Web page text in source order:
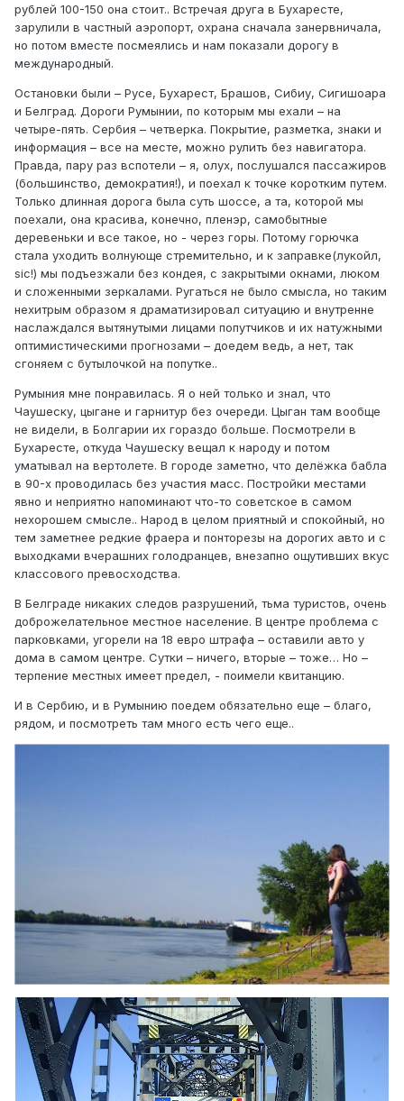
рублей 100-150 она стоит.. Встречая друга в Бухаресте,
зарулили в частный аэропорт, охрана сначала занервничала,
но потом вместе посмеялись и нам показали дорогу в
международный.
Остановки были – Русе, Бухарест, Брашов, Сибиу, Сигишоара
и Белград. Дороги Румынии, по которым мы ехали – на
четыре-пять. Сербия – четверка. Покрытие, разметка, знаки и
информация – все на месте, можно рулить без навигатора.
Правда, пару раз вспотели – я, олух, послушался пассажиров
(большинство, демократия!), и поехал к точке коротким путем.
Только длинная дорога была суть шоссе, а та, которой мы
поехали, она красива, конечно, пленэр, самобытные
деревеньки и все такое, но - через горы. Потому горючка
стала уходить волнующе стремительно, и к заправке(лукойл,
sic!) мы подъезжали без кондея, с закрытыми окнами, люком
и сложенными зеркалами. Ругаться не было смысла, но таким
нехитрым образом я драматизировал ситуацию и внутренне
наслаждался вытянутыми лицами попутчиков и их натужными
оптимистическими прогнозами – доедем ведь, а нет, так
сгоняем с бутылочкой на попутке..
Румыния мне понравилась. Я о ней только и знал, что
Чаушеску, цыгане и гарнитур без очереди. Цыган там вообще
не видели, в Болгарии их гораздо больше. Посмотрели в
Бухаресте, откуда Чаушеску вещал к народу и потом
уматывал на вертолете. В городе заметно, что делёжка бабла
в 90-х проводилась без участия масс. Постройки местами
явно и неприятно напоминают что-то советское в самом
нехорошем смысле.. Народ в целом приятный и спокойный, но
тем заметнее редкие фраера и понторезы на дорогих авто и с
выходками вчерашних голодранцев, внезапно ощутивших вкус
классового превосходства.
В Белграде никаких следов разрушений, тьма туристов, очень
доброжелательное местное население. В центре проблема с
парковками, угорели на 18 евро штрафа – оставили авто у
дома в самом центре. Сутки – ничего, вторые – тоже… Но –
терпение местных имеет предел, - поимели квитанцию.
И в Сербию, и в Румынию поедем обязательно еще – благо,
рядом, и посмотреть там много есть чего еще..